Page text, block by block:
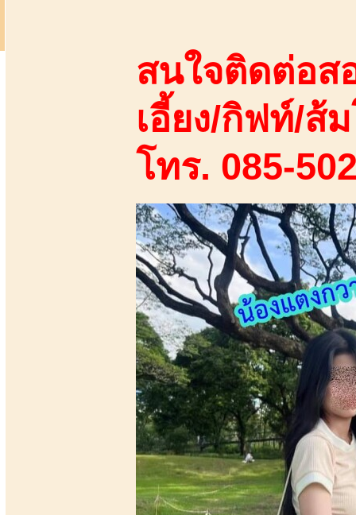
สนใจติดต่อส
เอี้ยง/กิฟท์/ส้
โทร. 085-